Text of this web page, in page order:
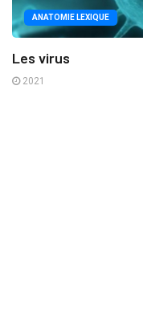
ANATOMIE LEXIQUE
Les virus
2021